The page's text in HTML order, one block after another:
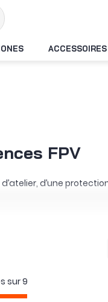
Livraison
ACCESSOIRES
FPV
d’une
à travers notre
peuvent
donnent accès à des
figuré parmi les
sur9